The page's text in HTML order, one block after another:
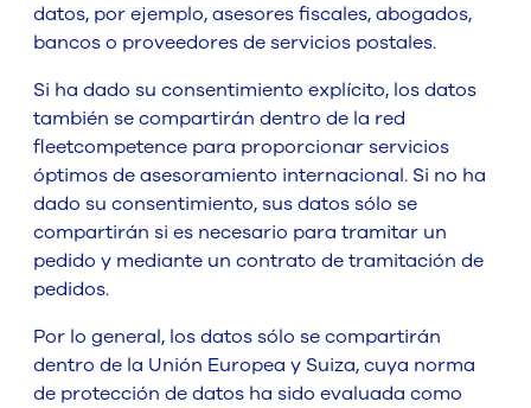
datos, por ejemplo, asesores fiscales, abogados,
bancos o proveedores de servicios postales.
Si ha dado su consentimiento explícito, los datos
también se compartirán dentro de la red
fleetcompetence para proporcionar servicios
óptimos de asesoramiento internacional. Si no ha
dado su consentimiento, sus datos sólo se
compartirán si es necesario para tramitar un
pedido y mediante un contrato de tramitación de
pedidos.
Por lo general, los datos sólo se compartirán
dentro de la Unión Europea y Suiza, cuya norma
de protección de datos ha sido evaluada como